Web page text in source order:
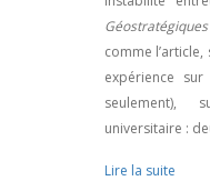
Géostratégiques
comme
expérience
seulement),
universitaire :
Lire la suite